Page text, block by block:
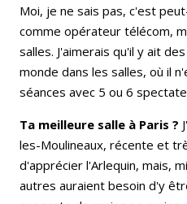
Moi, je ne sais pas, c'est
comme opérateur télécom,
salles. J'aimerais qu'il y ait
monde dans les salles, où il
séances avec 5 ou 6
Ta meilleure salle à Paris ?
les-Moulineaux, récente et
d'apprécier l'Arlequin, mais,
autres auraient besoin d'y